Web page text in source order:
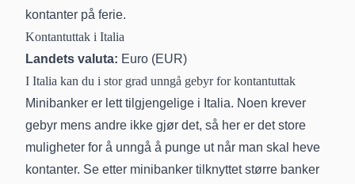
kontanter på ferie.
Kontantuttak i Italia
Landets valuta: Euro (EUR)
I Italia kan du i stor grad unngå gebyr for kontantuttak
Minibanker er lett tilgjengelige i Italia. Noen krever
gebyr mens andre ikke gjør det, så her er det store
muligheter for å unngå å punge ut når man skal heve
kontanter. Se etter minibanker tilknyttet større banker